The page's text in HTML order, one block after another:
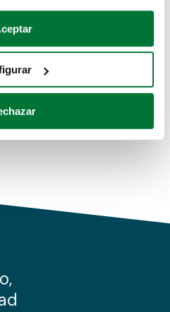
su ubicación geográfica
analizándolo activamente
específicas (huellas
cómo se procesan sus
haga del sitio web con
sociales, publicidad y análisis